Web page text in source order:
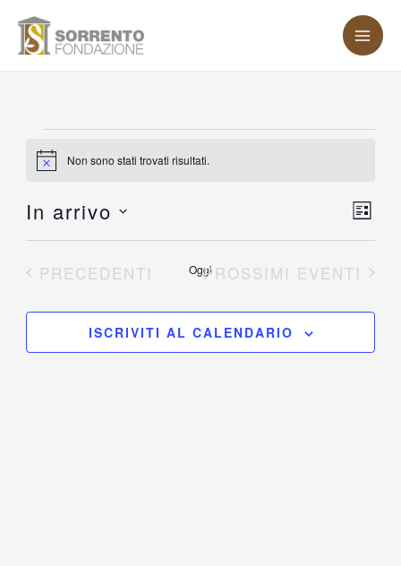
Eventi
Notice Non sono stati trovati risultati.
LISTA
In arrivo
Seleziona
EVENTI
PRECEDENTI OggiPROSSIMI EVENTI
ISCRIVITI AL CALENDARIO